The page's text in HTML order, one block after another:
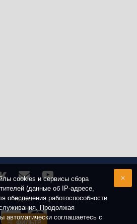
Адрес:
cookies и сервисы сбора
(данные об IP-адресе,
обеспечения работоспособности
Продолжая
автоматически соглашаетесь с
ФИЛЬТР